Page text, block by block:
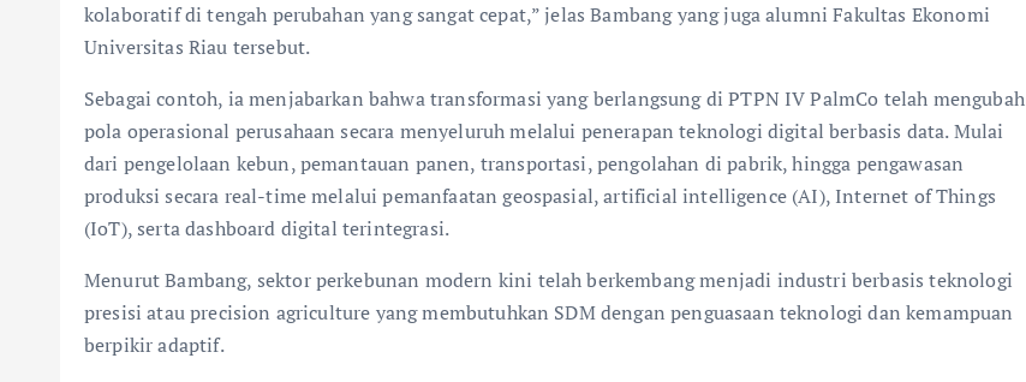
kolaboratif di tengah perubahan yang sangat cepat,” jelas Bambang yang juga alumni Fakultas Ekonomi
Universitas Riau tersebut.
Sebagai contoh, ia menjabarkan bahwa transformasi yang berlangsung di PTPN IV PalmCo telah mengubah
pola operasional perusahaan secara menyeluruh melalui penerapan teknologi digital berbasis data. Mulai
dari pengelolaan kebun, pemantauan panen, transportasi, pengolahan di pabrik, hingga pengawasan
produksi secara real-time melalui pemanfaatan geospasial, artificial intelligence (AI), Internet of Things
(IoT), serta dashboard digital terintegrasi.
Menurut Bambang, sektor perkebunan modern kini telah berkembang menjadi industri berbasis teknologi
presisi atau precision agriculture yang membutuhkan SDM dengan penguasaan teknologi dan kemampuan
berpikir adaptif.